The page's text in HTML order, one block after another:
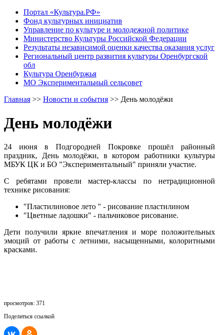
Портал «Культура.РФ»
Фонд культурных инициатив
Управление по культуре и молодежной политике
Министерство Культуры Российской Федерации
Результаты независимой оценки качества оказания услуг
Региональный центр развития культуры Оренбургской
обл
Культура Оренбуржья
МО Экспериментальный сельсовет
Главная >> Новости и события >> День молодёжи
День молодёжи
24 июня в Подгородней Покровке прошёл районный
праздник, День молодёжи, в котором работники культуры
МБУК ЦК и БО "Экспериментальный" приняли участие.
С ребятами провели мастер-классы по нетрадиционной
технике рисования:
"Пластилиновое лето " - рисование пластилином
"Цветные ладошки" - пальчиковое рисование.
Дети получили яркие впечатления и море положительных
эмоций от работы с летними, насыщенными, колоритными
красками.
просмотров: 371
Поделиться ссылкой